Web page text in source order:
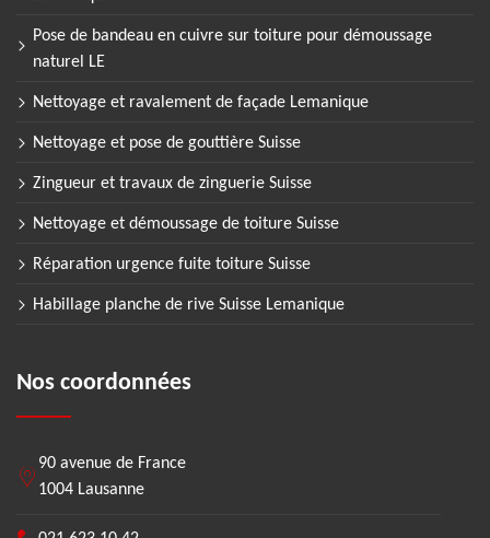
Pose de bandeau en cuivre sur toiture pour démoussage
naturel LE
Nettoyage et ravalement de façade Lemanique
Nettoyage et pose de gouttière Suisse
Zingueur et travaux de zinguerie Suisse
Nettoyage et démoussage de toiture Suisse
Réparation urgence fuite toiture Suisse
Habillage planche de rive Suisse Lemanique
Nos coordonnées
90 avenue de France
1004 Lausanne